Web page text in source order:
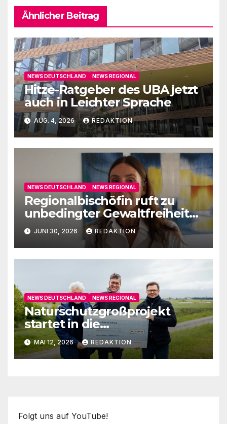
Ähnlicher Beitrag
NEWS DEUTSCHLAND NEWS REGIONAL
Hitze-Ratgeber des UBA jetzt
auch in Leichter Sprache
AUG. 4, 2026 REDAKTION
NEWS DEUTSCHLAND NEWS REGIONAL
Regionalbischöfin ruft zu
unbedingter Gewaltfreiheit
aufJUNI 30, 2026 REDAKTION
NEWS DEUTSCHLAND NEWS REGIONAL
Naturschutzgroßprojekt
startet in die
Umsetzungsphase
MAI 12, 2026 REDAKTION
Folgt uns auf YouTube!